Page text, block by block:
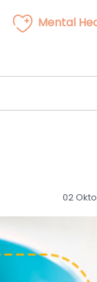
Mental
02